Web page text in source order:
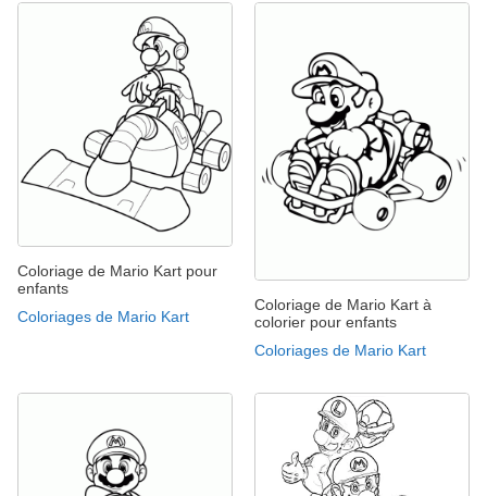
Coloriage de Mario Kart pour
enfants
Coloriages de Mario Kart
Coloriage de Mario Kart à
colorier pour enfants
Coloriages de Mario Kart